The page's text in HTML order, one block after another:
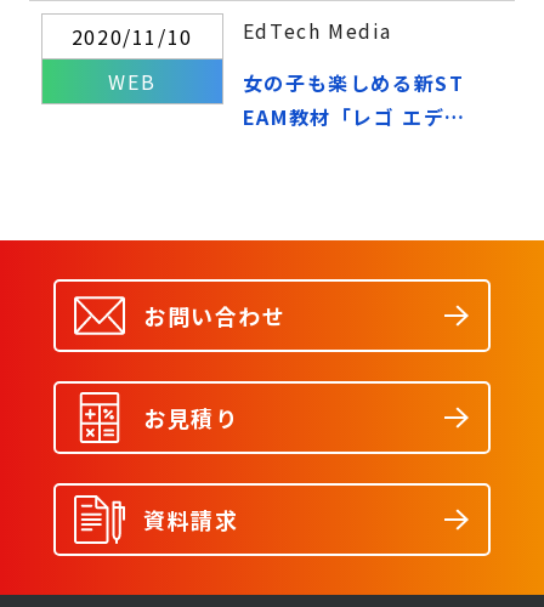
2020/11/10
WEB
EdTech Media
女の子も楽しめる新ST
EAM教材「レゴ エデュ
お問い合わせ
お見積り
資料請求